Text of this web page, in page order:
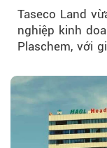
Taseco Land
nghiệp kinh
Plaschem, với